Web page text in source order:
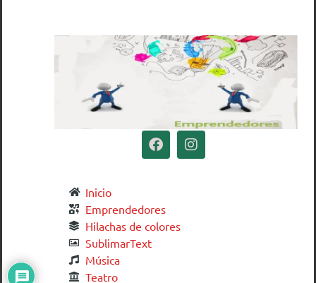
Inicio
Emprendedores
Hilachas de colores
SublimarText
Música
Teatro